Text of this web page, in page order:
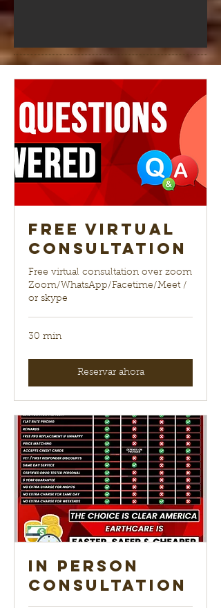
Free Virtual
Consultation
Free virtual consultation over zoom
Zoom/WhatsApp/Facetime/Meet /
or skype
30 min
Reservar ahora
In Person
Consultation